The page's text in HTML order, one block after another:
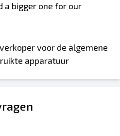
a bigger one for our
voor de algemene
apparatuur